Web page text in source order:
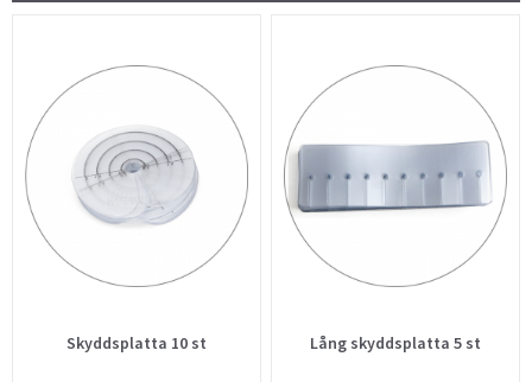
Skyddsplatta 10 st Lång skyddsplatta 5 st